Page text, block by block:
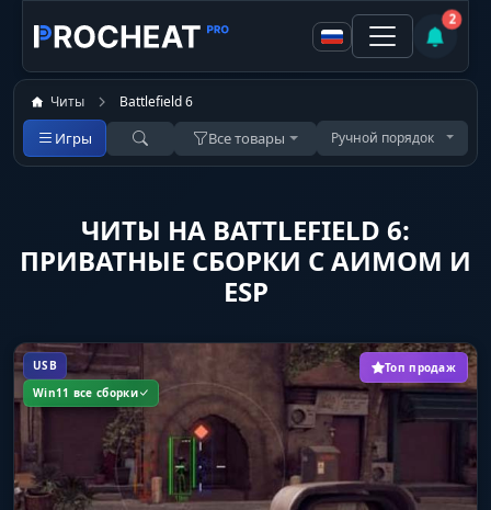
2
Читы Battlefield 6
Игры Все товары Ручной порядок
ЧИТЫ НА BATTLEFIELD 6:
ПРИВАТНЫЕ СБОРКИ С АИМОМ И
ESP
USB
Win11 все сборки
Топ продаж